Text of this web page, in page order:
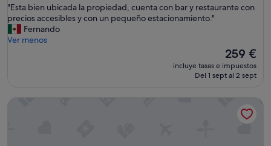
10,
Impresionante,
(162 comentarios)
"
E
t
"Esta bien ubicada la propiedad, cuenta con bar y restaurante con
precios accesibles y con un pequeño estacionamiento."
Fernando
Ver menos
El
precio
actual
259 €
incluye tasas e impuestos
Del 1 sept al 2 sept